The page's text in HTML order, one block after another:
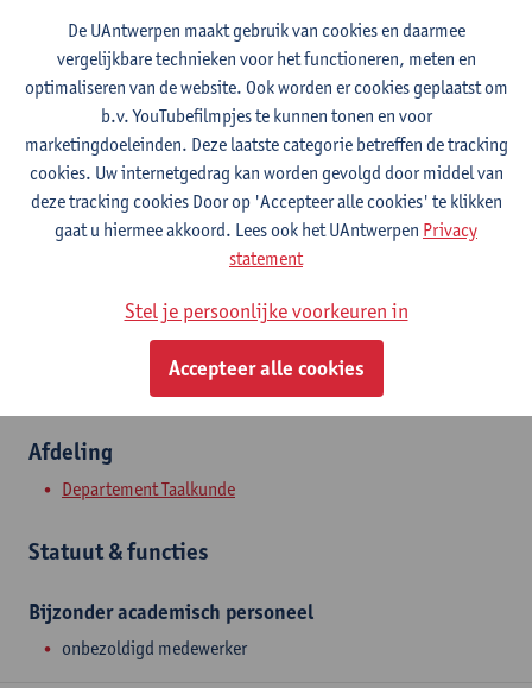
Contact
Stadscampus
Grote Kauwenberg 18
2000 Antwerpen, BEL
Afdeling
Departement Taalkunde
Statuut & functies
Bijzonder academisch personeel
onbezoldigd medewerker
De UAntwerpen maakt gebruik van cookies en daarmee
vergelijkbare technieken voor het functioneren, meten en
optimaliseren van de website. Ook worden er cookies geplaatst om
b.v. YouTubefilmpjes te kunnen tonen en voor
marketingdoeleinden. Deze laatste categorie betreffen de tracking
cookies. Uw internetgedrag kan worden gevolgd door middel van
deze tracking cookies Door op 'Accepteer alle cookies' te klikken
gaat u hiermee akkoord. Lees ook het UAntwerpen Privacy
statement
Stel je persoonlijke voorkeuren in
Accepteer alle cookies